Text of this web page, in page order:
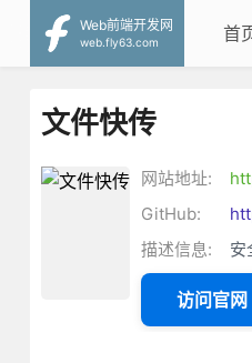
Web前端开发网
web.fly63.com
首
文件快传
网站地址:
GitHub:
描述信息:
安
访问官网